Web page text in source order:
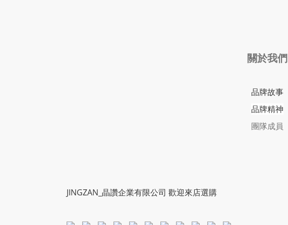
關於我們
品牌故事
品牌精神
團隊成員
JINGZAN_晶讚企業有限公司 歡迎來店選購